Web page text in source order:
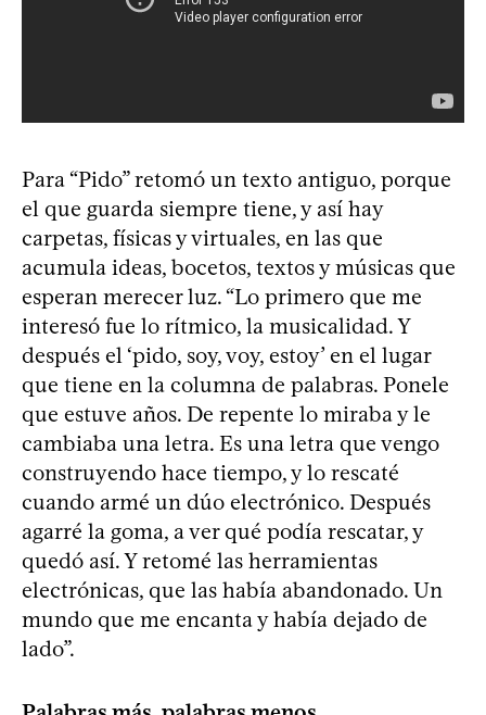
Para “Pido” retomó un texto antiguo, porque
el que guarda siempre tiene, y así hay
carpetas, físicas y virtuales, en las que
acumula ideas, bocetos, textos y músicas que
esperan merecer luz. “Lo primero que me
interesó fue lo rítmico, la musicalidad. Y
después el ‘pido, soy, voy, estoy’ en el lugar
que tiene en la columna de palabras. Ponele
que estuve años. De repente lo miraba y le
cambiaba una letra. Es una letra que vengo
construyendo hace tiempo, y lo rescaté
cuando armé un dúo electrónico. Después
agarré la goma, a ver qué podía rescatar, y
quedó así. Y retomé las herramientas
electrónicas, que las había abandonado. Un
mundo que me encanta y había dejado de
lado”.